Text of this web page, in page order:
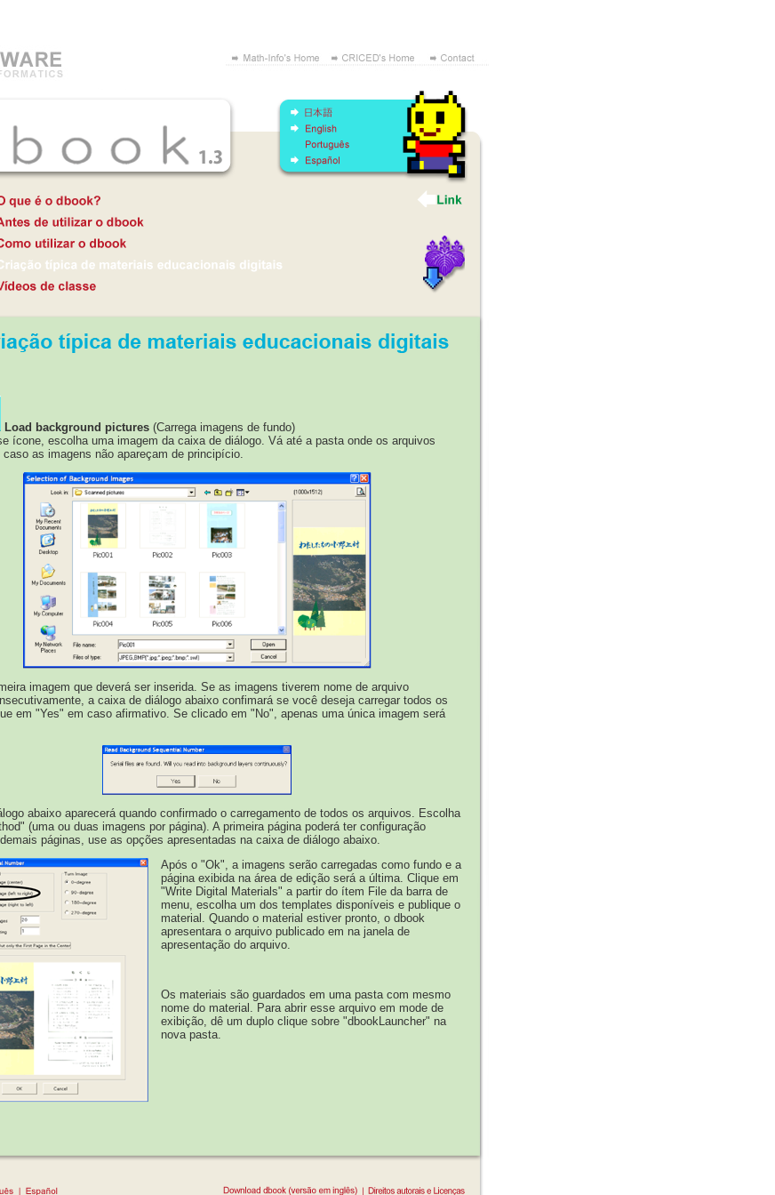
Load background pictures(Carrega imagens de fundo)
ícone, escolha uma imagem da caixa de diálogo. Vá até a pasta onde os arquivos
as imagens não apareçam de principício.
imagem que deverá ser inserida. Se as imagens tiverem nome de arquivo
a caixa de diálogo abaixo confimará se você deseja carregar todos os
em "Yes" em caso afirmativo. Se clicado em "No", apenas uma única imagem será
abaixo aparecerá quando confirmado o carregamento de todos os arquivos. Escolha
(uma ou duas imagens por página). A primeira página poderá ter configuração
páginas, use as opções apresentadas na caixa de diálogo abaixo.
Após o "Ok", a imagens serão carregadas como fundo e a
página exibida na área de edição será a última. Clique em
"Write Digital Materials" a partir do ítem File da barra de
menu, escolha um dos templates disponíveis e publique o
material. Quando o material estiver pronto, o dbook
apresentara o arquivo publicado em na janela de
apresentação do arquivo.
Os materiais são guardados em uma pasta com mesmo
nome do material. Para abrir esse arquivo em mode de
exibição, dê um duplo clique sobre "dbookLauncher" na
nova pasta.